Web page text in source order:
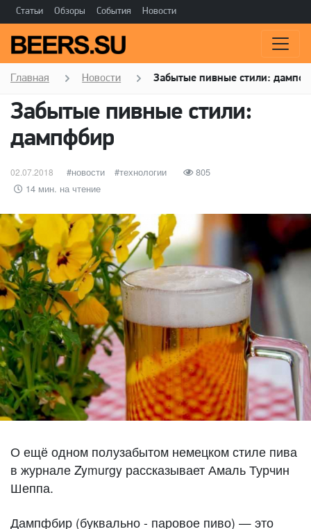
Статьи Обзоры События Новости
Главная Новости Забытые пивные стили:
Забытые пивные стили:
дампфбир
Опубликовано
02.07.2018 категории
новости Метки
технологии
805
14 мин. на чтение
О ещё одном полузабытом немецком стиле пива
в журнале Zymurgy рассказывает Амаль Турчин
Шеппа.
Дампфбир (буквально - паровое пиво) — это